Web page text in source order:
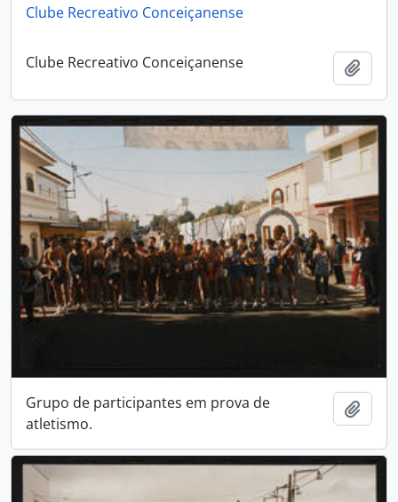
Clube Recreativo Conceiçanense
Clube Recreativo Conceiçanense
Grupo de participantes em prova de
atletismo.